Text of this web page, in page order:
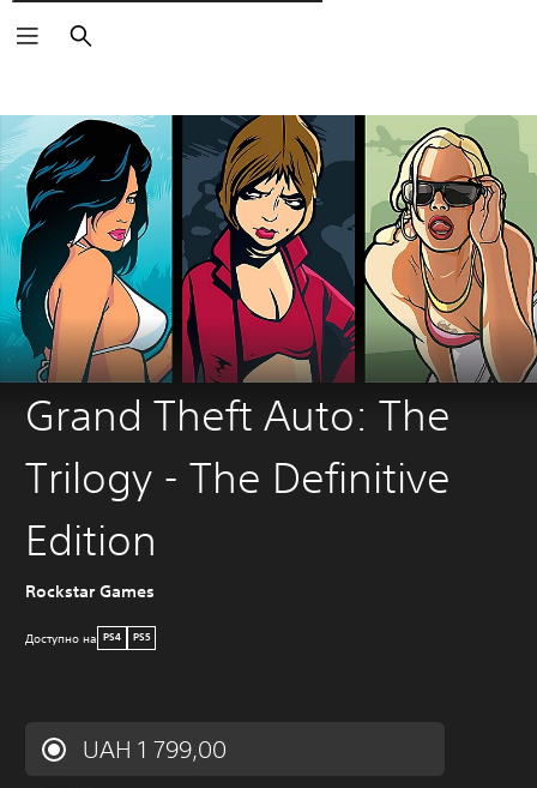
Поиск
Grand Theft Auto: The
Trilogy - The Definitive
Edition
Rockstar Games
Доступно на PS4 PS5
UAH 1 799,00